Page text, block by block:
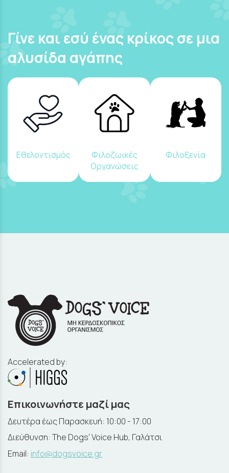
Γίνε και εσύ ένας κρίκος σε μια
αλυσίδα αγάπης
Εθελοντισμός
Φιλοζωικές
Οργανώσεις
Φιλοξενία
Accelerated by:
Επικοινωνήστε μαζί μας
Δευτέρα έως Παρασκευή: 10:00 - 17:00
Διεύθυνση: The Dogs' Voice Hub, Γαλάτσι
Email: info@dogsvoice.gr